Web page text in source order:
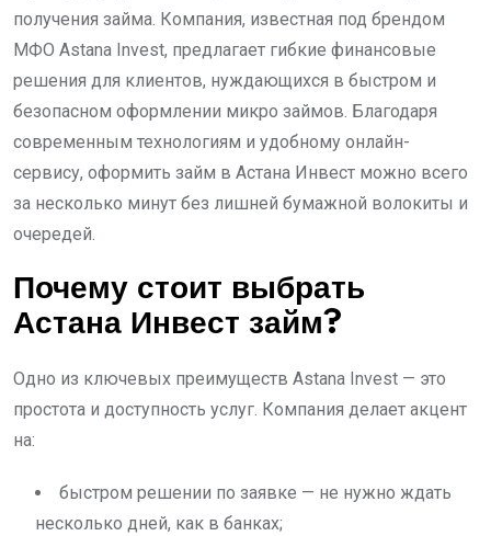
получения займа. Компания, известная под брендом
МФО Astana Invest, предлагает гибкие финансовые
решения для клиентов, нуждающихся в быстром и
безопасном оформлении микро займов. Благодаря
современным технологиям и удобному онлайн-
сервису, оформить займ в Астана Инвест можно всего
за несколько минут без лишней бумажной волокиты и
очередей.
Почему стоит выбрать
Астана Инвест займ?
Одно из ключевых преимуществ Astana Invest — это
простота и доступность услуг. Компания делает акцент
на:
быстром решении по заявке — не нужно ждать
несколько дней, как в банках;